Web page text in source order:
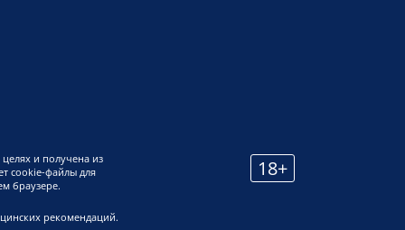
и получена из
cookie-файлы для
браузере.
рекомендаций.
18+